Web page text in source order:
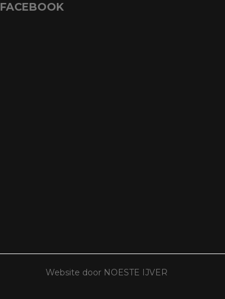
FACEBOOK
Website door NOESTE IJVER